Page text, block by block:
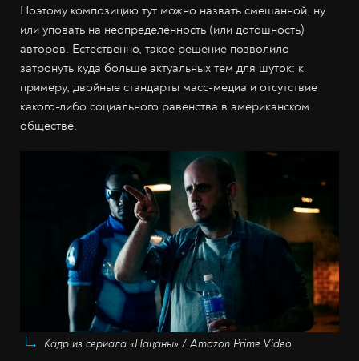
Поэтому композицию тут можно назвать смешанной, ну
или уповать на неопределённость (или дотошность)
авторов. Естественно, такое решение позволило
затронуть куда больше актуальных тем для шуток: к
примеру, двойные стандарты масс-медиа и отсутствие
какого-либо социального равенства в американском
обществе.
Кадр из сериала «Пацаны» / Amazon Prime Video